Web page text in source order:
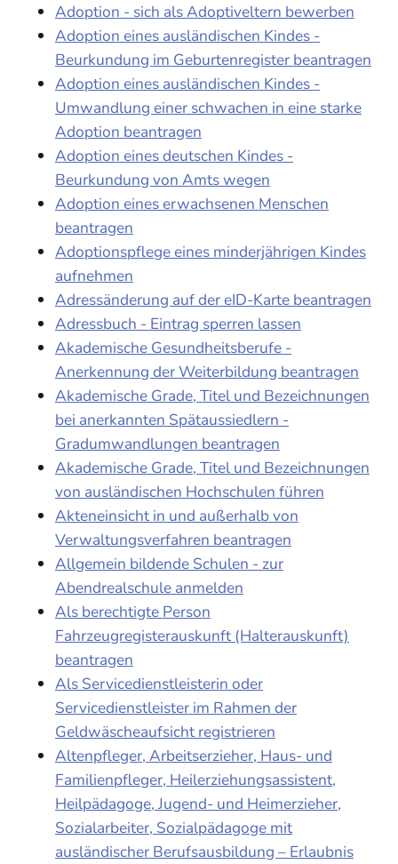
Adoption - sich als Adoptiveltern bewerben
Adoption eines ausländischen Kindes -
Beurkundung im Geburtenregister beantragen
Adoption eines ausländischen Kindes -
Umwandlung einer schwachen in eine starke
Adoption beantragen
Adoption eines deutschen Kindes -
Beurkundung von Amts wegen
Adoption eines erwachsenen Menschen
beantragen
Adoptionspflege eines minderjährigen Kindes
aufnehmen
Adressänderung auf der eID-Karte beantragen
Adressbuch - Eintrag sperren lassen
Akademische Gesundheitsberufe -
Anerkennung der Weiterbildung beantragen
Akademische Grade, Titel und Bezeichnungen
bei anerkannten Spätaussiedlern -
Gradumwandlungen beantragen
Akademische Grade, Titel und Bezeichnungen
von ausländischen Hochschulen führen
Akteneinsicht in und außerhalb von
Verwaltungsverfahren beantragen
Allgemein bildende Schulen - zur
Abendrealschule anmelden
Als berechtigte Person
Fahrzeugregisterauskunft (Halterauskunft)
beantragen
Als Servicedienstleisterin oder
Servicedienstleister im Rahmen der
Geldwäscheaufsicht registrieren
Altenpfleger, Arbeitserzieher, Haus- und
Familienpfleger, Heilerziehungsassistent,
Heilpädagoge, Jugend- und Heimerzieher,
Sozialarbeiter, Sozialpädagoge mit
ausländischer Berufsausbildung – Erlaubnis